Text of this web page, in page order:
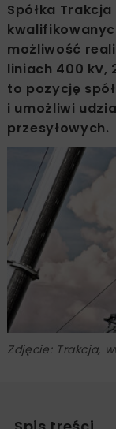
Spółka
możliwość
liniach 400 kV,
to pozycję
i umożliwi
przesyłowych.
Zdjęcie: Trakcja,